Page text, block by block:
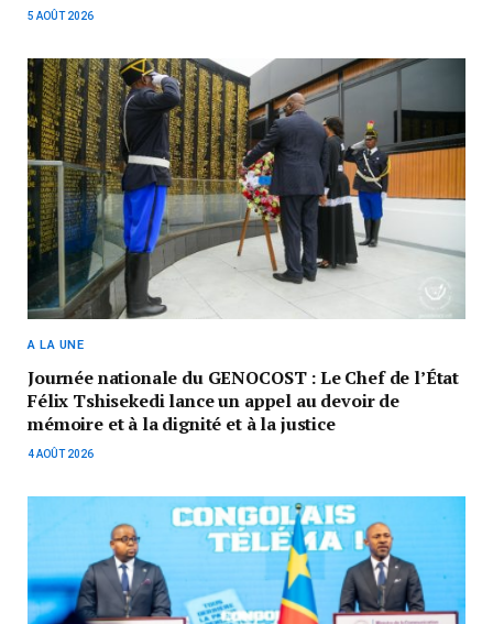
5 AOÛT 2026
A LA UNE
Journée nationale du GENOCOST : Le Chef de l’État
Félix Tshisekedi lance un appel au devoir de
mémoire et à la dignité et à la justice
4 AOÛT 2026